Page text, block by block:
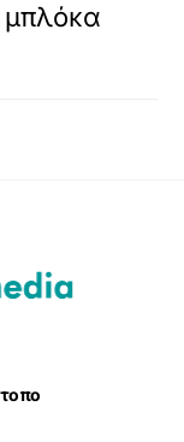
μπλόκα